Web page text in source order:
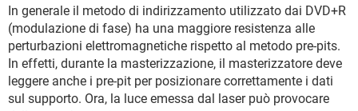
In generale il metodo di indirizzamento utilizzato dai DVD+R
(modulazione di fase) ha una maggiore resistenza alle
perturbazioni elettromagnetiche rispetto al metodo pre-pits.
In effetti, durante la masterizzazione, il masterizzatore deve
leggere anche i pre-pit per posizionare correttamente i dati
sul supporto. Ora, la luce emessa dal laser può provocare